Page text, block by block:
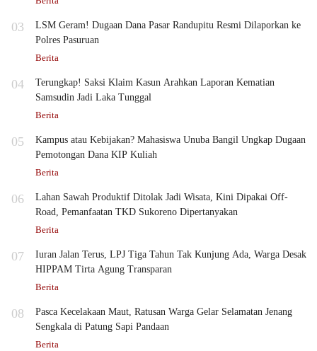
03
LSM Geram! Dugaan Dana Pasar Randupitu Resmi Dilaporkan ke
Polres Pasuruan
Berita
04
Terungkap! Saksi Klaim Kasun Arahkan Laporan Kematian
Samsudin Jadi Laka Tunggal
Berita
05
Kampus atau Kebijakan? Mahasiswa Unuba Bangil Ungkap Dugaan
Pemotongan Dana KIP Kuliah
Berita
06
Lahan Sawah Produktif Ditolak Jadi Wisata, Kini Dipakai Off-
Road, Pemanfaatan TKD Sukoreno Dipertanyakan
Berita
07
Iuran Jalan Terus, LPJ Tiga Tahun Tak Kunjung Ada, Warga Desak
HIPPAM Tirta Agung Transparan
Berita
08
Pasca Kecelakaan Maut, Ratusan Warga Gelar Selamatan Jenang
Sengkala di Patung Sapi Pandaan
Berita